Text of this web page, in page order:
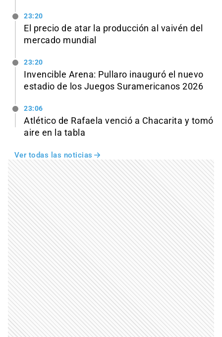
23:20
El precio de atar la producción al vaivén del
mercado mundial
23:20
Invencible Arena: Pullaro inauguró el nuevo
estadio de los Juegos Suramericanos 2026
23:06
Atlético de Rafaela venció a Chacarita y tomó
aire en la tabla
Ver todas las noticias